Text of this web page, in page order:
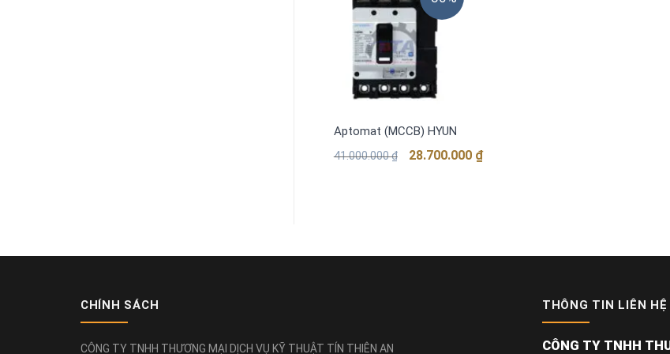
Aptomat (MCCB) HYUNDAI HGM1000S 4PNENBS 4P 70kA
41.000.000₫
Giá
gốc
28.700.000 ₫
Giá
hiện
CHÍNH SÁCH
CÔNG TY TNHH THƯƠNG MẠI DỊCH VỤ KỸ THUẬT TÍN THIÊN AN
THÔNG TIN LIÊN HỆ
CÔNG TY TNHH